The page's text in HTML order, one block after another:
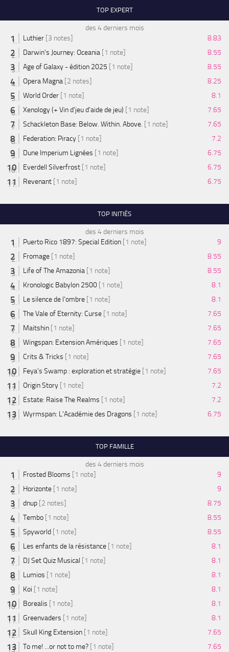
TOP EXPERT
des 4 derniers mois
Luthier [3 notes]
8.83
Darwin's Journey: Oceania [1 note]
8.55
Age of Galaxy - édition 2025 [1 note]
8.55
Opera Magna [2 notes]
8.25
World Order [1 note]
8.1
Xenology (+ Vin d'jeu d'aide de jeu) [1 note]
7.65
Schackleton Base: Below. Within. Above. [1 note]
7.65
Federation: Piracy [1 note]
7.2
Dune Imperium Lignées [1 note]
6.75
Everdell Silverfrost [1 note]
6.75
Revenant [1 note] 6.75
TOP INITIÉS
des 4 derniers mois
Puerto Rico 1897: Special Edition [1 note]
9
Fromage [1 note]
8.55
Life of The Amazonia [1 note]
8.55
Kronologic Babylon 2500 [1 note]
8.1
Le silence de l'ombre [1 note]
8.1
The Vale of Eternity: Curse [1 note]
7.65
Maitshin [1 note]
7.65
Wingspan: Extension Amériques [1 note]
7.65
Crits & Tricks [1 note]
7.65
Feya’s Swamp : exploration et stratégie [1 note]
7.65
Origin Story [1 note]
7.2
Estate: Raise The Realms [1 note]
7.2
Wyrmspan: L'Académie des Dragons [1 note] 6.75
TOP FAMILLE
des 4 derniers mois
Frosted Blooms [1 note]
9
Horizonte [1 note]
9
dnup [2 notes]
8.75
Tembo [1 note]
8.55
Spyworld [1 note]
8.55
Les enfants de la résistance [1 note]
8.1
DJ Set Quiz Musical [1 note]
8.1
Lumios [1 note]
8.1
Koi [1 note]
8.1
Borealis [1 note]
8.1
Greenvaders [1 note]
8.1
Skull King Extension [1 note]
7.65
To me! ...or not to me? [1 note]
7.65